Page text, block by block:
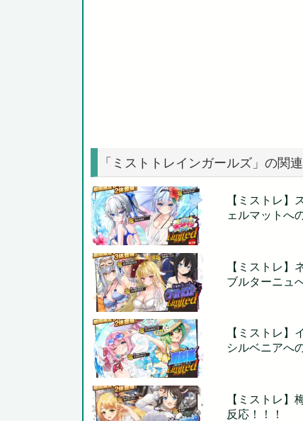
「ミストトレインガールズ」の関
【ミストレ】
ェルマットへ
【ミストレ】
ブルターニュ
【ミストレ】
シルベニアへ
【ミストレ】
反応！！！